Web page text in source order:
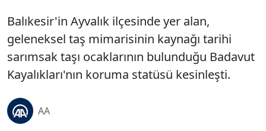
Balıkesir'in Ayvalık ilçesinde yer alan,
geleneksel taş mimarisinin kaynağı tarihi
sarımsak taşı ocaklarının bulunduğu Badavut
Kayalıkları'nın koruma statüsü kesinleşti.
AA